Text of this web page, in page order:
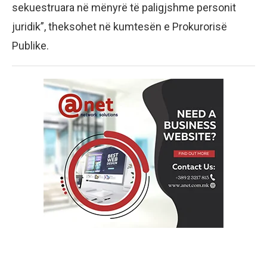
sekuestruara në mënyrë të paligjshme personit
juridik”, theksohet në kumtesën e Prokurorisë
Publike.